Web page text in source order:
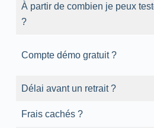
À partir de combien je peux
?
Compte démo gratuit ?
Délai avant un retrait ?
Frais cachés ?